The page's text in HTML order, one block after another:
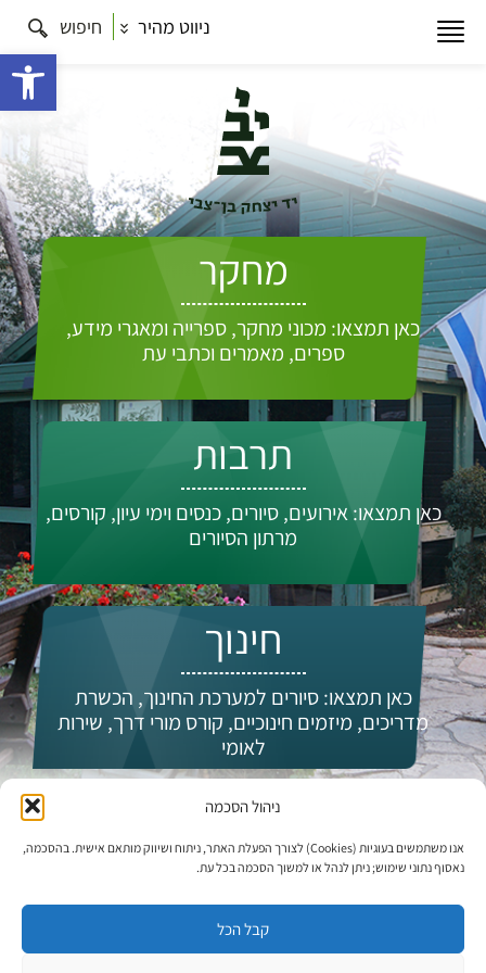
ניהול הסכמה
אנו משתמשים בעוגיות (Cookies) לצורך הפעלת האתר, ניתוח ושיווק מותאם אישית. בהסכמה,
נאסוף נתוני שימוש; ניתן לנהל או למשוך הסכמה בכל עת.
קבל הכל
ניווט מהיר חיפוש
מחקר
כאן תמצאו: מכוני מחקר, ספרייה ומאגרי מידע,
ספרים, מאמרים וכתבי עת
תרבות
כאן תמצאו: אירועים, סיורים, כנסים וימי עיון, קורסים,
מרתון הסיורים
חינוך
כאן תמצאו: סיורים למערכת החינוך, הכשרת
מדריכים, מיזמים חינוכיים, קורס מורי דרך, שירות
לאומי
מי אנחנו?
עדכונים וחדשות: